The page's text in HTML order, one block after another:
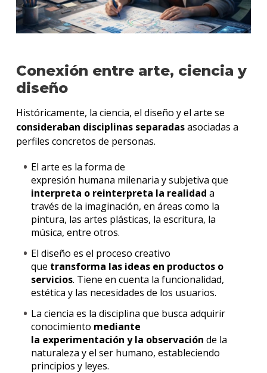
Conexión entre arte, ciencia y
diseño
Históricamente, la ciencia, el diseño y el arte se
consideraban disciplinas separadasasociadas a
perfiles concretos de personas.
El arte es la forma de
expresión humana milenaria y subjetiva que
interpreta o reinterpreta la realidad a
través de la imaginación, en áreas como la
pintura, las artes plásticas, la escritura, la
música, entre otros.
El diseño es el proceso creativo
que transforma las ideas en productos o
servicios. Tiene en cuenta la funcionalidad,
estética y las necesidades de los usuarios.
La ciencia es la disciplina que busca adquirir
conocimiento mediante
la experimentación y la observación de la
naturaleza y el ser humano, estableciendo
principios y leyes.